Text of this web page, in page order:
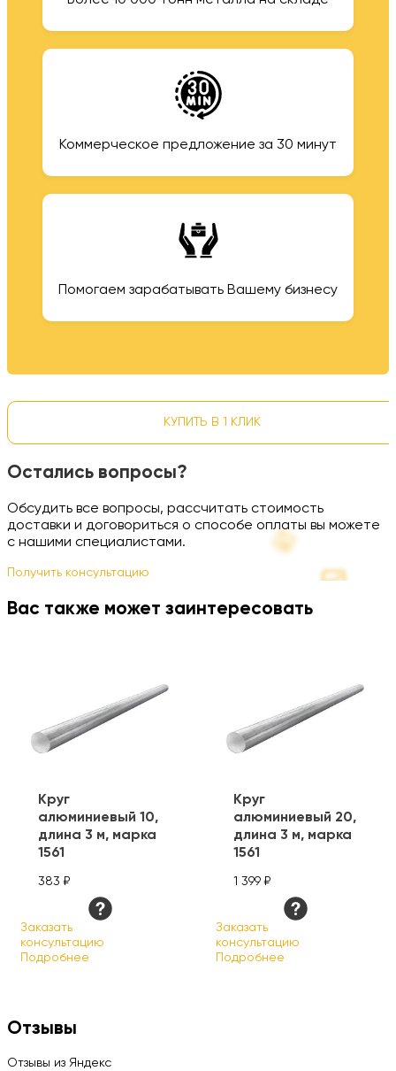
Коммерческое предложение за 30 минут
Помогаем зарабатывать Вашему бизнесу
КУПИТЬ В 1 КЛИК
Остались вопросы?
Обсудить все вопросы, рассчитать стоимость
доставки и договориться о способе оплаты вы можете
с нашими специалистами.
Получить консультацию
Вас также может заинтересовать
Круг
алюминиевый 10,
длина 3 м, марка
1561
383 ₽
Заказать
консультацию
Подробнее
Круг
алюминиевый 20,
длина 3 м, марка
1561
1 399 ₽
Заказать
консультацию
Подробнее
Отзывы
Отзывы из Яндекс